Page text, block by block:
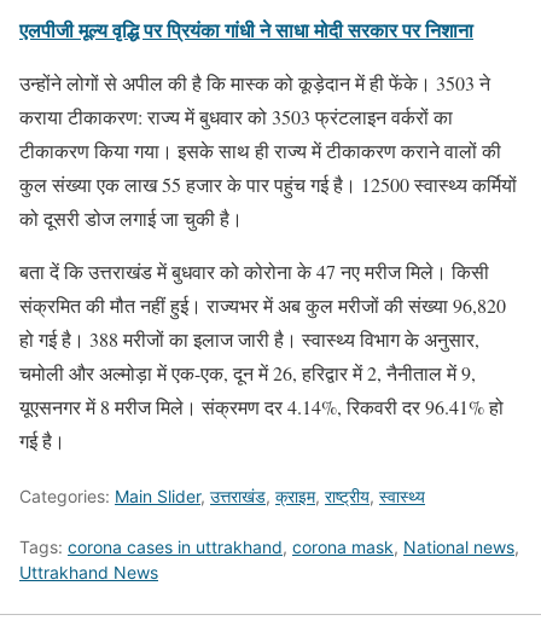
एलपीजी मूल्य वृद्धि पर प्रियंका गांधी ने साधा मोदी सरकार पर निशाना
उन्होंने लोगों से अपील की है कि मास्क को कूड़ेदान में ही फेंके। 3503 ने
कराया टीकाकरण: राज्य में बुधवार को 3503 फ्रंटलाइन वर्करों का
टीकाकरण किया गया। इसके साथ ही राज्य में टीकाकरण कराने वालों की
कुल संख्या एक लाख 55 हजार के पार पहुंच गई है। 12500 स्वास्थ्य कर्मियों
को दूसरी डोज लगाई जा चुकी है।
बता दें कि उत्तराखंड में बुधवार को कोरोना के 47 नए मरीज मिले। किसी
संक्रमित की मौत नहीं हुई। राज्यभर में अब कुल मरीजों की संख्या 96,820
हो गई है। 388 मरीजों का इलाज जारी है। स्वास्थ्य विभाग के अनुसार,
चमोली और अल्मोड़ा में एक-एक, दून में 26, हरिद्वार में 2, नैनीताल में 9,
यूएसनगर में 8 मरीज मिले। संक्रमण दर 4.14%, रिकवरी दर 96.41% हो
गई है।
Categories: Main Slider, उत्तराखंड, क्राइम, राष्ट्रीय, स्वास्थ्य
Tags: corona cases in uttrakhand, corona mask, National news,
Uttrakhand News